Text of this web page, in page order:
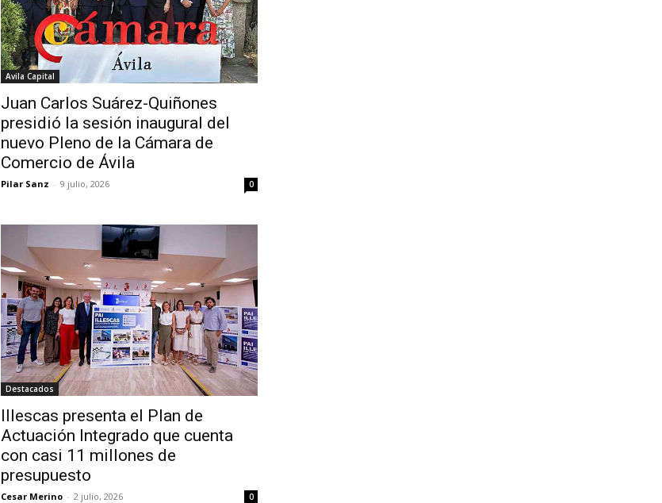
Avila Capital
Juan Carlos Suárez-Quiñones
presidió la sesión inaugural del
nuevo Pleno de la Cámara de
Comercio de Ávila
Pilar Sanz - 9 julio, 2026 0
Destacados
Illescas presenta el Plan de
Actuación Integrado que cuenta
con casi 11 millones de
presupuesto
Cesar Merino - 2 julio, 2026 0